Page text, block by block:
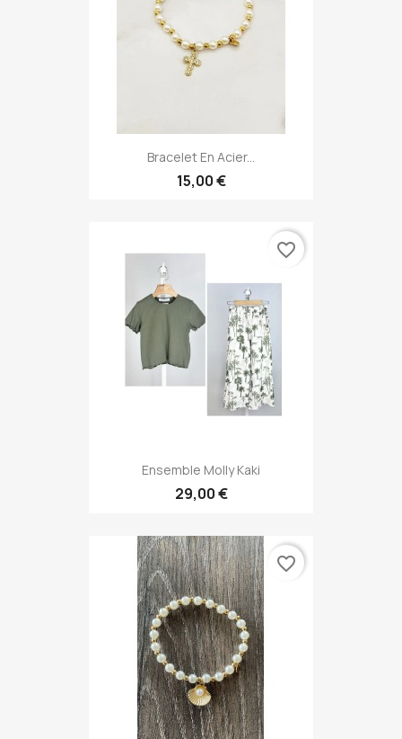
Bracelet En Acier...
15,00 €
Ensemble Molly Kaki
29,00 €
favorite_border
favorite_border